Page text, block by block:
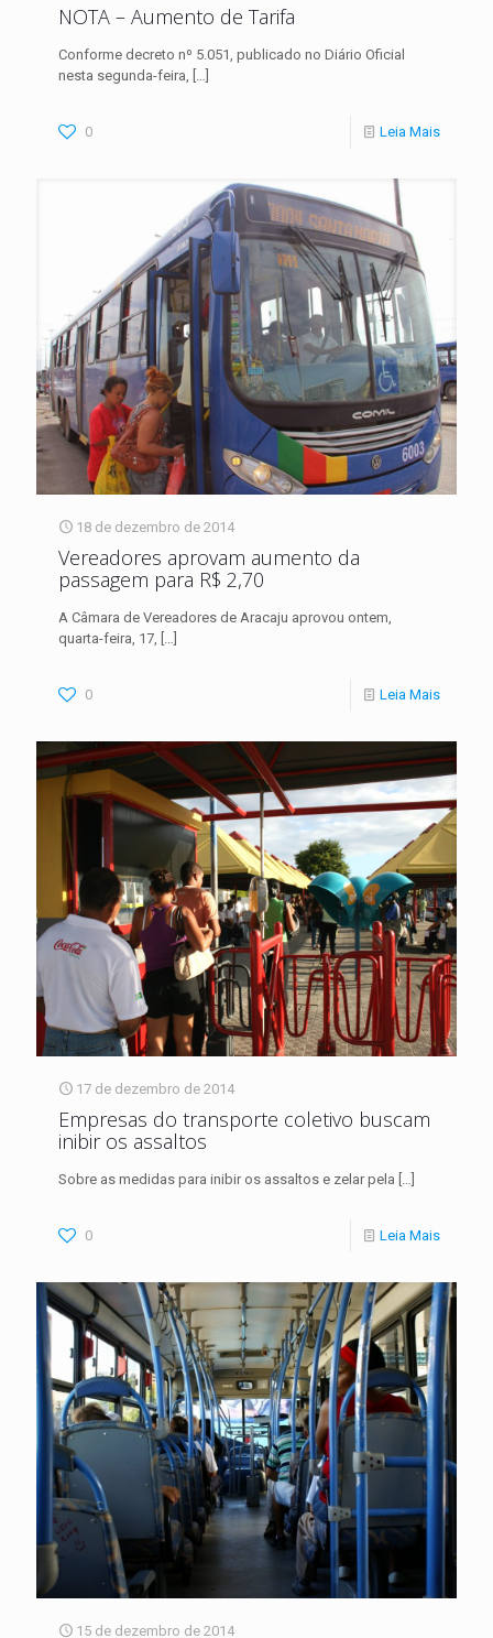
NOTA – Aumento de Tarifa
Conforme decreto nº 5.051, publicado no Diário Oficial
nesta segunda-feira, […]
0 Leia Mais
18 de dezembro de 2014
Vereadores aprovam aumento da
passagem para R$ 2,70
A Câmara de Vereadores de Aracaju aprovou ontem,
quarta-feira, 17, […]
0 Leia Mais
17 de dezembro de 2014
Empresas do transporte coletivo buscam
inibir os assaltos
Sobre as medidas para inibir os assaltos e zelar pela […]
0 Leia Mais
15 de dezembro de 2014